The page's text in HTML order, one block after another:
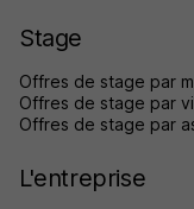
Stage
Offres de stage par
Offres de stage par
Offres de stage par
L'entreprise